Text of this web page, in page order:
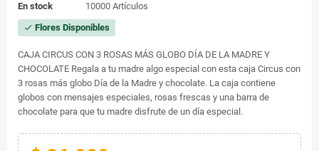
En stock 10000 Artículos
check Flores Disponibles
CAJA CIRCUS CON 3 ROSAS MÁS GLOBO DÍA DE LA MADRE Y
CHOCOLATE Regala a tu madre algo especial con esta caja Circus con
3 rosas más globo Día de la Madre y chocolate. La caja contiene
globos con mensajes especiales, rosas frescas y una barra de
chocolate para que tu madre disfrute de un día especial.